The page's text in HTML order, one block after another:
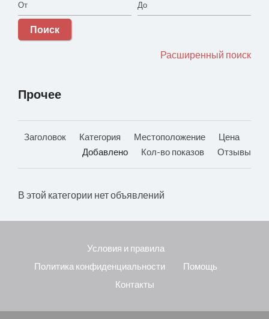
Поиск
Расширенный поиск
Прочее
Заголовок Категория Местоположение
Цена
Добавлено
Кол-во показов Отзывы
В этой категории нет объявлений
Условия и правила
Политика конфиденциальности
Помощь
Контакты